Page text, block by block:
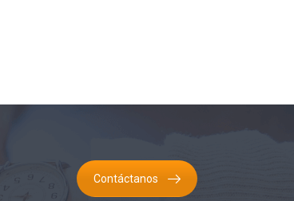
Contáctanos